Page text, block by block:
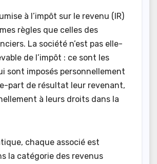
à l’impôt sur le revenu (IR)
règles que celles des
La société n’est pas elle-
de l’impôt : ce sont les
sont imposés personnellement
part de résultat leur revenant,
à leurs droits dans la
chaque associé est
la catégorie des revenus